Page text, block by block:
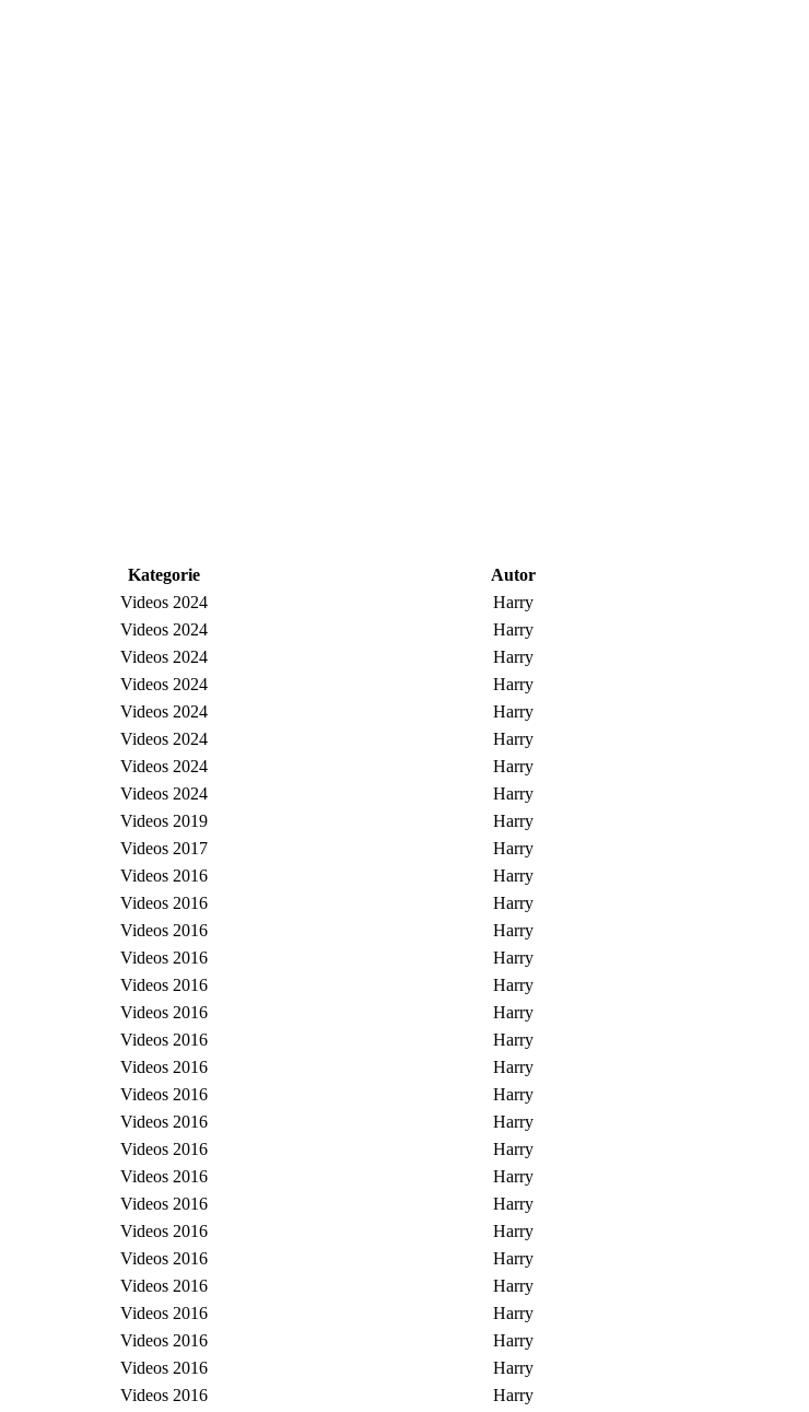
Kategorie Autor
Videos 2024
Harry
Videos 2024
Harry
Videos 2024
Harry
Videos 2024
Harry
Videos 2024
Harry
Videos 2024
Harry
Videos 2024
Harry
Videos 2024
Harry
Videos 2019
Harry
Videos 2017
Harry
Videos 2016
Harry
Videos 2016
Harry
Videos 2016
Harry
Videos 2016
Harry
Videos 2016
Harry
Videos 2016
Harry
Videos 2016
Harry
Videos 2016
Harry
Videos 2016
Harry
Videos 2016
Harry
Videos 2016
Harry
Videos 2016
Harry
Videos 2016
Harry
Videos 2016
Harry
Videos 2016
Harry
Videos 2016
Harry
Videos 2016
Harry
Videos 2016
Harry
Videos 2016
Harry
Videos 2016
Harry